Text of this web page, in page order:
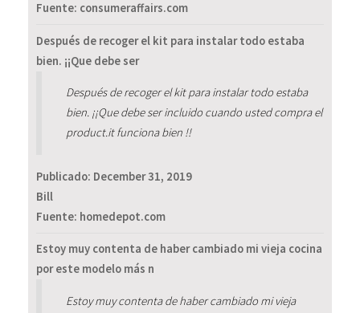
Fuente: consumeraffairs.com
Después de recoger el kit para instalar todo estaba
bien. ¡¡Que debe ser
Después de recoger el kit para instalar todo estaba
bien. ¡¡Que debe ser incluido cuando usted compra el
product.it funciona bien !!
Publicado: December 31, 2019
Bill
Fuente: homedepot.com
Estoy muy contenta de haber cambiado mi vieja cocina
por este modelo más n
Estoy muy contenta de haber cambiado mi vieja